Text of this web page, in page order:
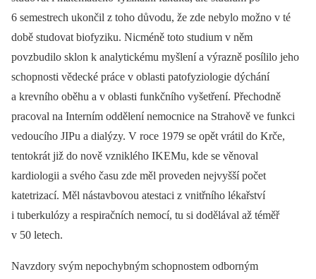
6 semestrech ukončil z toho důvodu, že zde nebylo možno v té
době studovat biofyziku. Nicméně toto studium v něm
povzbudilo sklon k analytickému myšlení a výrazně posílilo jeho
schopnosti vědecké práce v oblasti patofyziologie dýchání
a krevního oběhu a v oblasti funkčního vyšetření. Přechodně
pracoval na Interním oddělení nemocnice na Strahově ve funkci
vedoucího JIPu a dialýzy. V roce 1979 se opět vrátil do Krče,
tentokrát již do nově vzniklého IKEMu, kde se věnoval
kardiologii a svého času zde měl proveden nejvyšší počet
katetrizací. Měl nástavbovou atestaci z vnitřního lékařství
i tuberkulózy a respiračních nemocí, tu si dodělával až téměř
v 50 letech.
Navzdory svým nepochybným schopnostem odborným